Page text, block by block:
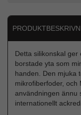
Detta silikonskal
borstade yta som
handen. Den mjuka
mikrofiberfoder, och
användningen ännu
internationellt